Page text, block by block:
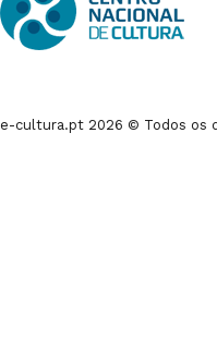
e-cultura.pt 2026 © Todos os